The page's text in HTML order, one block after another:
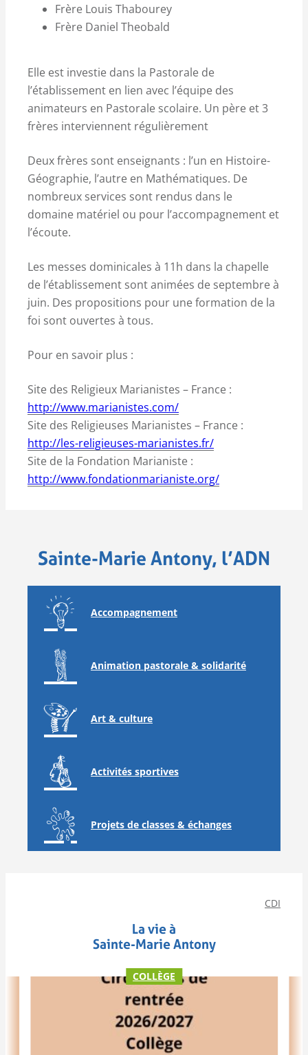
Frère Louis Thabourey
Frère Daniel Theobald
Elle est investie dans la Pastorale de
l’établissement en lien avec l’équipe des
animateurs en Pastorale scolaire. Un père et 3
frères interviennent régulièrement
Deux frères sont enseignants : l’un en Histoire-
Géographie, l’autre en Mathématiques. De
nombreux services sont rendus dans le
domaine matériel ou pour l’accompagnement et
l’écoute.
Les messes dominicales à 11h dans la chapelle
de l’établissement sont animées de septembre à
juin. Des propositions pour une formation de la
foi sont ouvertes à tous.
Pour en savoir plus :
Site des Religieux Marianistes – France :
http://www.marianistes.com/
Site des Religieuses Marianistes – France :
http://les-religieuses-marianistes.fr/
Site de la Fondation Marianiste :
http://www.fondationmarianiste.org/
CDI
La vie à
Sainte-Marie Antony
COLLÈGE
Sainte-Marie Antony, l’ADN
Accompagnement
Animation pastorale & solidarité
Art & culture
Activités sportives
Projets de classes & échanges